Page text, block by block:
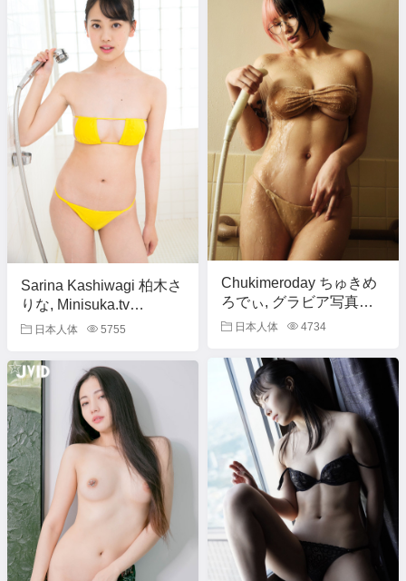
Chukimeroday ちゅきめ
ろでぃ, グラビア写真館
SPECIAL 「ちゅきにな
日本人体 4734
Sarina Kashiwagi 柏木さ
りな, Minisuka.tv
[4k_l_sarina_07]
日本人体 5755